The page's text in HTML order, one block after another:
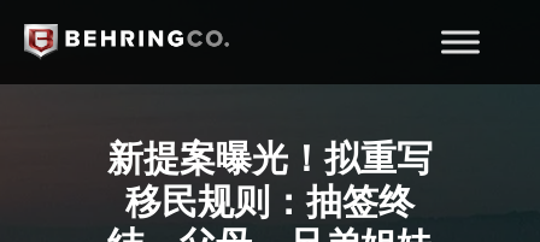
新提案曝光！拟重写
移民规则：抽签终